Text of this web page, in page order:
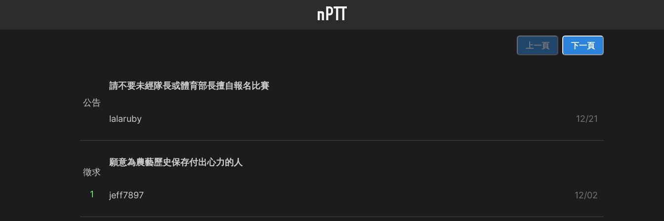
上一頁 下一頁
公告
請不要未經隊長或體育部長擅自報名比賽
lalaruby 12/21
徵求
1
願意為農藝歷史保存付出心力的人
jeff7897 12/02